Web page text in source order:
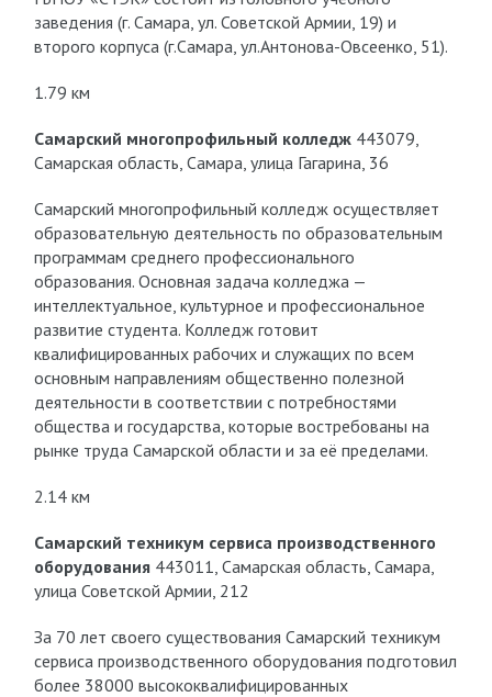
заведения (г. Самара, ул. Советской Армии, 19) и
второго корпуса (г.Самара, ул.Антонова-Овсеенко, 51).
1.79 км
Самарский многопрофильный колледж443079,
Самарская область, Самара, улица Гагарина, 36
Самарский многопрофильный колледж осуществляет
образовательную деятельность по образовательным
программам среднего профессионального
образования. Основная задача колледжа —
интеллектуальное, культурное и профессиональное
развитие студента. Колледж готовит
квалифицированных рабочих и служащих по всем
основным направлениям общественно полезной
деятельности в соответствии с потребностями
общества и государства, которые востребованы на
рынке труда Самарской области и за её пределами.
2.14 км
Самарский техникум сервиса производственного
оборудования443011, Самарская область, Самара,
улица Советской Армии, 212
За 70 лет своего существования Самарский техникум
сервиса производственного оборудования подготовил
более 38000 высококвалифицированных